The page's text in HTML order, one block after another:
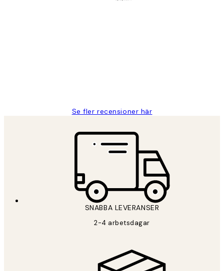
Se fler recensioner här
SNABBA LEVERANSER
2-4 arbetsdagar